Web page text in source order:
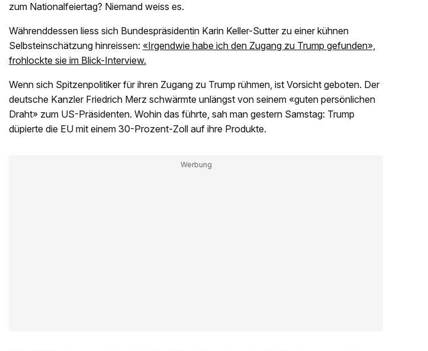
zum Nationalfeiertag? Niemand weiss es.
Währenddessen liess sich Bundespräsidentin Karin Keller-Sutter zu einer kühnen
Selbsteinschätzung hinreissen: «Irgendwie habe ich den Zugang zu Trump gefunden»,
frohlockte sie im Blick-Interview.
Wenn sich Spitzenpolitiker für ihren Zugang zu Trump rühmen, ist Vorsicht geboten. Der
deutsche Kanzler Friedrich Merz schwärmte unlängst von seinem «guten persönlichen
Draht» zum US-Präsidenten. Wohin das führte, sah man gestern Samstag: Trump
düpierte die EU mit einem 30-Prozent-Zoll auf ihre Produkte.